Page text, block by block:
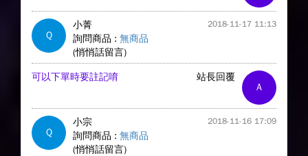
Q
小菁 2018-11-17 11:13
詢問商品 : 無商品
(悄悄話留言)
A
站長回覆
可以下單時要註記唷
Q
小宗 2018-11-16 17:09
詢問商品 : 無商品
(悄悄話留言)